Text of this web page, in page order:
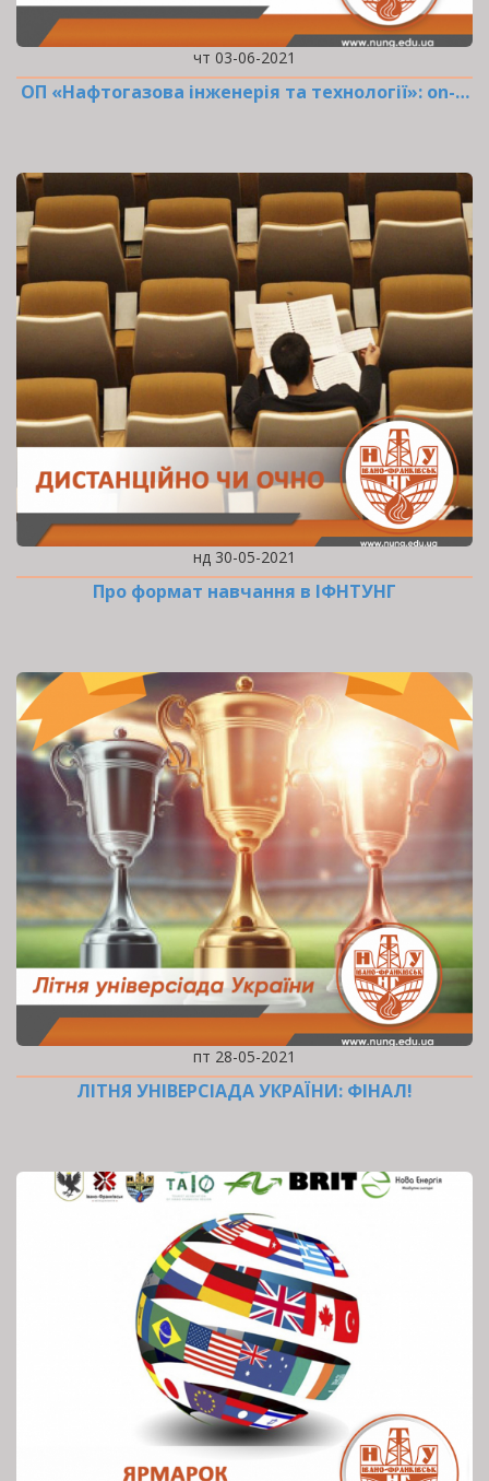
чт 03-06-2021
ОП «Нафтогазова інженерія та технології»: оn-…
нд 30-05-2021
Про формат навчання в ІФНТУНГ
пт 28-05-2021
ЛІТНЯ УНІВЕРСІАДА УКРАЇНИ: ФІНАЛ!